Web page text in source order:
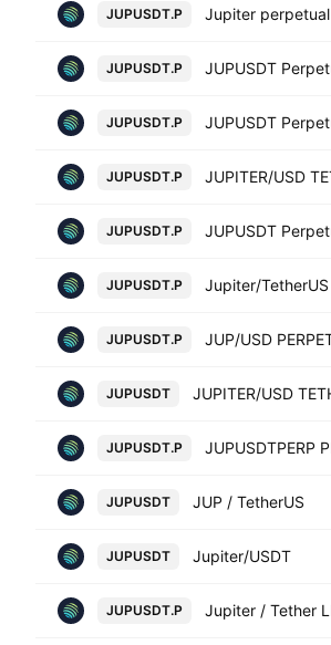
JUPUSDT.P
JUPUSDT.P
JUPUSDT.P
JUPUSDT.P
JUPUSDT.P
JUPUSDT.P Jupiter/TetherUS
JUPUSDT.P
JUPUSDT JUPITER/USD
JUPUSDT.P
JUPUSDT JUP / TetherUS
JUPUSDT Jupiter/USDT
JUPUSDT.P